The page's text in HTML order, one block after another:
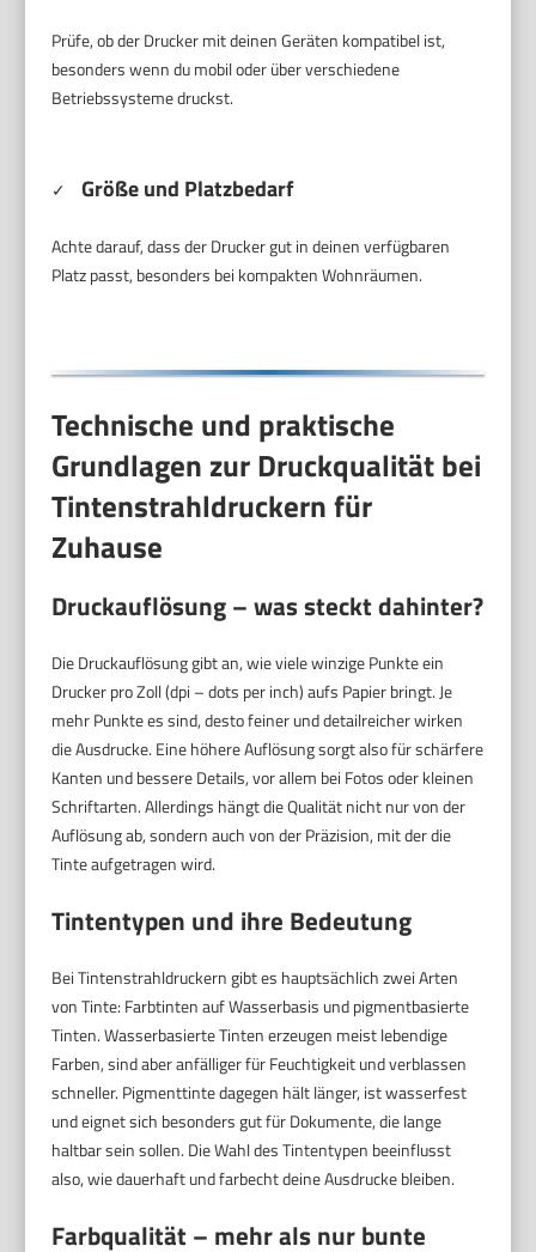
Prüfe, ob der Drucker mit deinen Geräten kompatibel ist,
besonders wenn du mobil oder über verschiedene
Betriebssysteme druckst.
✓ Größe und Platzbedarf
Achte darauf, dass der Drucker gut in deinen verfügbaren
Platz passt, besonders bei kompakten Wohnräumen.
Technische und praktische
Grundlagen zur Druckqualität bei
Tintenstrahldruckern für
Zuhause
Druckauflösung – was steckt dahinter?
Die Druckauflösung gibt an, wie viele winzige Punkte ein
Drucker pro Zoll (dpi – dots per inch) aufs Papier bringt. Je
mehr Punkte es sind, desto feiner und detailreicher wirken
die Ausdrucke. Eine höhere Auflösung sorgt also für schärfere
Kanten und bessere Details, vor allem bei Fotos oder kleinen
Schriftarten. Allerdings hängt die Qualität nicht nur von der
Auflösung ab, sondern auch von der Präzision, mit der die
Tinte aufgetragen wird.
Tintentypen und ihre Bedeutung
Bei Tintenstrahldruckern gibt es hauptsächlich zwei Arten
von Tinte: Farbtinten auf Wasserbasis und pigmentbasierte
Tinten. Wasserbasierte Tinten erzeugen meist lebendige
Farben, sind aber anfälliger für Feuchtigkeit und verblassen
schneller. Pigmenttinte dagegen hält länger, ist wasserfest
und eignet sich besonders gut für Dokumente, die lange
haltbar sein sollen. Die Wahl des Tintentypen beeinflusst
also, wie dauerhaft und farbecht deine Ausdrucke bleiben.
Farbqualität – mehr als nur bunte